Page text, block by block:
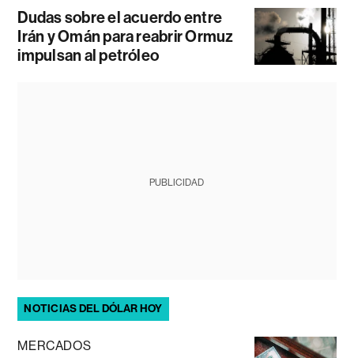
Dudas sobre el acuerdo entre
Irán y Omán para reabrir Ormuz
impulsan al petróleo
PUBLICIDAD
NOTICIAS DEL DÓLAR HOY
MERCADOS